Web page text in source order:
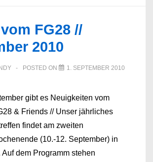
FG28 //
2010
POSTED ON 1. SEPTEMBER 2010
gibt es Neuigkeiten vom
& Friends // Unser jährliches
findet am zweiten
(10.-12. September) in
Auf dem Programm stehen